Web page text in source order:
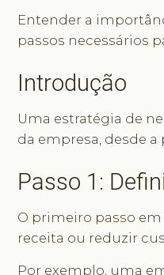
Entender a
passos necessários
Introdução
Uma estratégia de
da empresa, desde
Passo 1:
O primeiro passo
receita ou reduzir
Por exemplo, uma